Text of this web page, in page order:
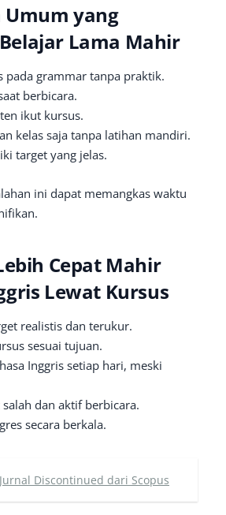
Umum yang
Lama Mahir
pada grammar tanpa praktik.
berbicara.
ikut kursus.
kelas saja tanpa latihan mandiri.
target yang jelas.
ini dapat memangkas waktu
Cepat Mahir
Lewat Kursus
realistis dan terukur.
sesuai tujuan.
Inggris setiap hari, meski
salah dan aktif berbicara.
secara berkala.
Discontinued dari Scopus